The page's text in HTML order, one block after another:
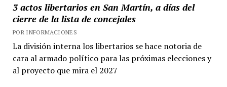
3 actos libertarios en San Martín, a días del
cierre de la lista de concejales
POR INFORMACIONES
La división interna los libertarios se hace notoria de
cara al armado político para las próximas elecciones y
al proyecto que mira el 2027